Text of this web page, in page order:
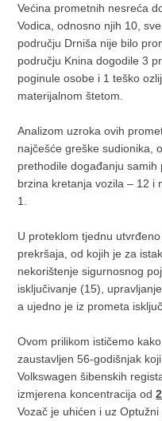
Većina prometnih nesreća
Vodica, odnosno njih 10,
području Drniša nije bilo
području Knina dogodile 3
poginule osobe i 1 teško
materijalnom štetom.
Analizom uzroka ovih
najčešće greške sudionika,
prethodile događanju
brzina kretanja vozila – 12 i
1.
U proteklom tjednu
prekršaja, od kojih je za
nekorištenje sigurnosnog
isključivanje (15),
a ujedno je iz prometa
Ovom prilikom ističemo
zaustavljen 56-godišnjak
Volkswagen šibenskih
izmjerena koncentracija od
Vozač je uhićen i uz